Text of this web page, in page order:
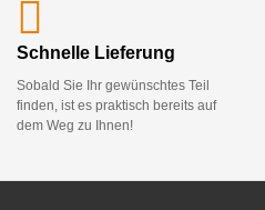
Schnelle Lieferung
Sobald Sie Ihr gewünschtes Teil
finden, ist es praktisch bereits auf
dem Weg zu Ihnen!